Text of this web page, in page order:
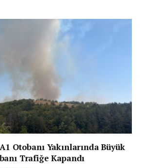
Otobanı Yakınlarında Büyük
Trafiğe Kapandı